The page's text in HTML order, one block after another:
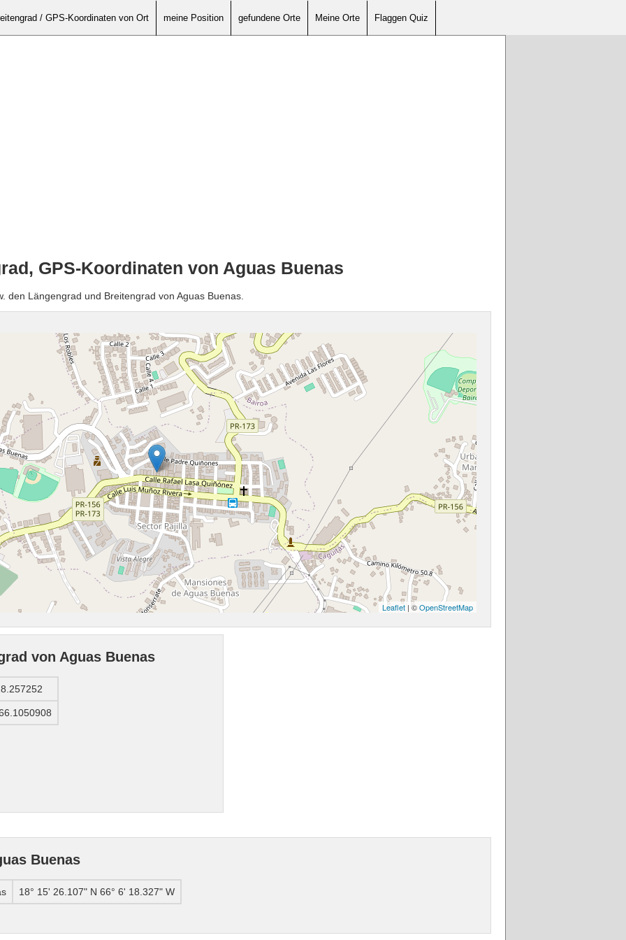
/ GPS-Koordinaten von Ort meine Position gefundene Orte Meine Orte Flaggen Quiz
GPS-Koordinaten von Aguas Buenas
den Längengrad und Breitengrad von Aguas Buenas.
Leaflet | ©OpenStreetMap
von Aguas Buenas
Buenas
18° 15' 26.107" N 66° 6' 18.327" W